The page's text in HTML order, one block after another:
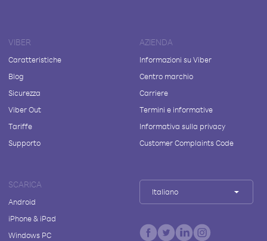
VIBER
Caratteristiche
Blog
Sicurezza
Viber Out
Tariffe
Supporto
AZIENDA
Informazioni su Viber
Centro marchio
Carriere
Termini e informative
Informativa sulla privacy
Customer Complaints Code
SCARICA
Android
iPhone & iPad
Windows PC
Italiano